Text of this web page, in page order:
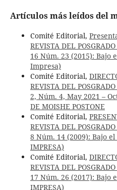
Artículos más leídos del
Comité Editorial,
REVISTA DEL
16 Núm. 23 (2015): Bajo
Impresa)
Comité Editorial,
REVISTA DEL
2, Núm. 4, May 2021 –
DE MOISHE POSTONE
Comité Editorial,
REVISTA DEL
8 Núm. 14 (2009): Bajo el
IMPRESA)
Comité Editorial,
REVISTA DEL
17 Núm. 26 (2017): Bajo
IMPRESA)